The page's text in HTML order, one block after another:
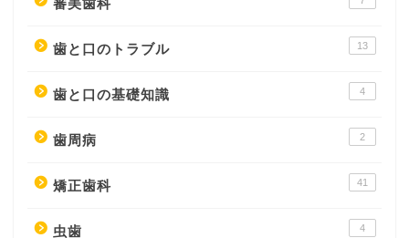
審美歯科
歯と口のトラブル 13
歯と口の基礎知識 4
歯周病 2
矯正歯科 41
虫歯 4